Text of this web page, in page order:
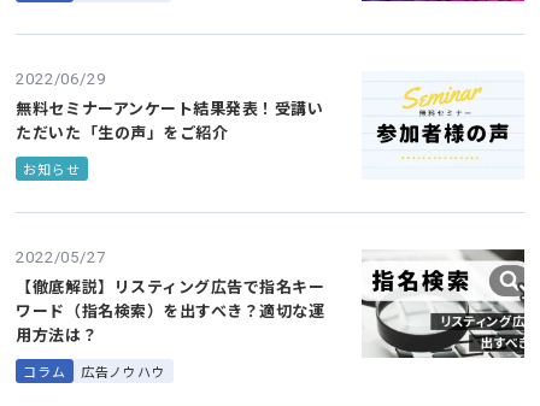
2022/06/29
無料セミナーアンケート結果発表！受講い
ただいた「生の声」をご紹介
お知らせ
2022/05/27
【徹底解説】リスティング広告で指名キー
ワード（指名検索）を出すべき？適切な運
用方法は？
コラム 広告ノウハウ